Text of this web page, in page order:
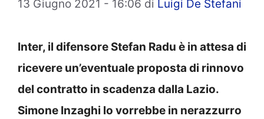
13 Giugno 2021 - 16:06 di Luigi De Stefani
Inter, il difensore Stefan Radu è in attesa di
ricevere un’eventuale proposta di rinnovo
del contratto in scadenza dalla Lazio.
Simone Inzaghi lo vorrebbe in nerazzurro